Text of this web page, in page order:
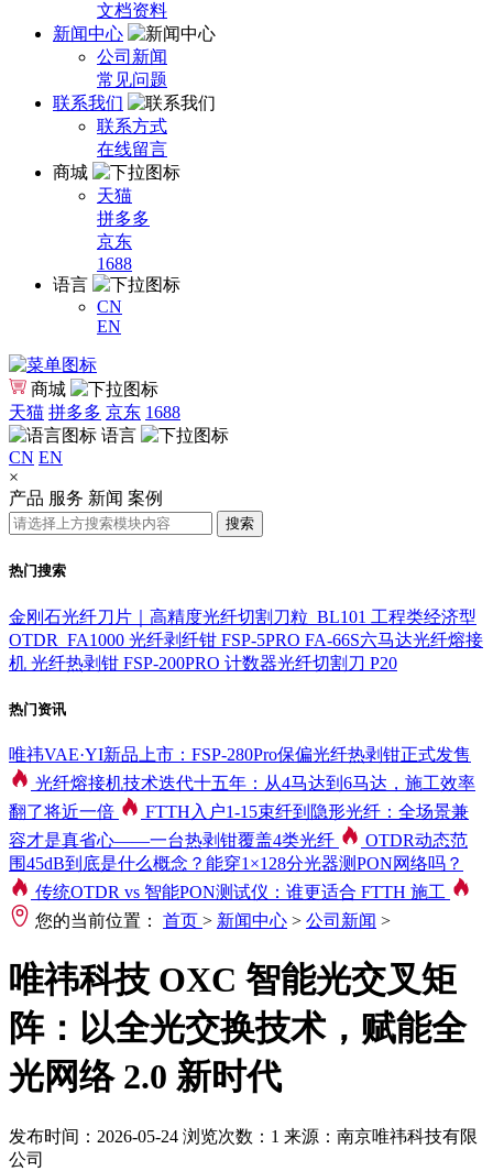
文档资料
新闻中心
公司新闻
常见问题
联系我们
联系方式
在线留言
商城
天猫
拼多多
京东
1688
语言
CN
EN
商城
天猫 拼多多 京东 1688
语言
CN EN
×
产品 服务 新闻 案例
搜索
热门搜索
金刚石光纤刀片｜高精度光纤切割刀粒_BL101 工程类经济型
OTDR_FA1000 光纤剥纤钳 FSP-5PRO FA-66S六马达光纤熔接
机 光纤热剥钳 FSP-200PRO 计数器光纤切割刀 P20
热门资讯
唯祎VAE·YI新品上市：FSP-280Pro保偏光纤热剥钳正式发售
光纤熔接机技术迭代十五年：从4马达到6马达，施工效率
翻了将近一倍
FTTH入户1-15束纤到隐形光纤：全场景兼
容才是真省心——一台热剥钳覆盖4类光纤
OTDR动态范
围45dB到底是什么概念？能穿1×128分光器测PON网络吗？
传统OTDR vs 智能PON测试仪：谁更适合 FTTH 施工
您的当前位置：
首页 > 新闻中心 > 公司新闻 >
唯祎科技 OXC 智能光交叉矩
阵：以全光交换技术，赋能全
光网络 2.0 新时代
发布时间：2026-05-24 浏览次数：1 来源：南京唯祎科技有限
公司